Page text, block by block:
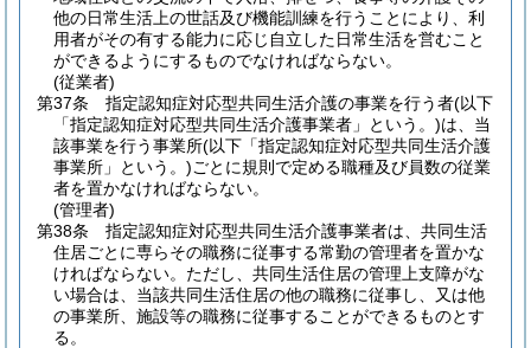
他の日常生活上の世話及び機能訓練を行うことにより、利
用者がその有する能力に応じ自立した日常生活を営むこと
ができるようにするものでなければならない。
(従業者)
第37条
指定認知症対応型共同生活介護の事業を行う者(以下
「指定認知症対応型共同生活介護事業者」という。)は、当
該事業を行う事業所(以下「指定認知症対応型共同生活介護
事業所」という。)ごとに規則で定める職種及び員数の従業
者を置かなければならない。
(管理者)
第38条
指定認知症対応型共同生活介護事業者は、共同生活
住居ごとに専らその職務に従事する常勤の管理者を置かな
ければならない。 ただし、共同生活住居の管理上支障がな
い場合は、当該共同生活住居の他の職務に従事し、又は他
の事業所、施設等の職務に従事することができるものとす
る。